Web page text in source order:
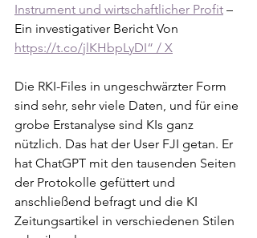
Instrument und wirtschaftlicher Profit –
Ein investigativer Bericht Von
https://t.co/jlKHbpLyDI“ / X
Die RKI-Files in ungeschwärzter Form
sind sehr, sehr viele Daten, und für eine
grobe Erstanalyse sind KIs ganz
nützlich. Das hat der User FJI getan. Er
hat ChatGPT mit den tausenden Seiten
der Protokolle gefüttert und
anschließend befragt und die KI
Zeitungsartikel in verschiedenen Stilen